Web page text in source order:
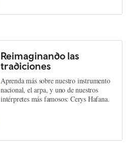
Reimaginando las
tradiciones
Aprenda más sobre nuestro instrumento
nacional, el arpa, y uno de nuestros
intérpretes más famosos: Cerys Hafana.